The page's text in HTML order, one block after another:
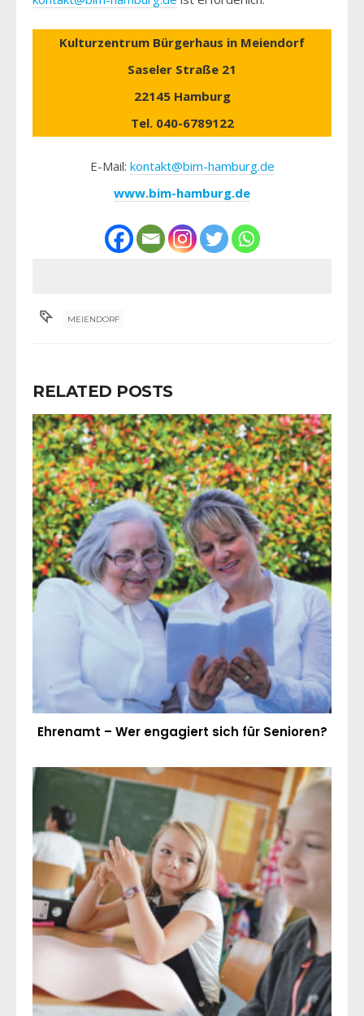
Kulturzentrum Bürgerhaus in Meiendorf
Saseler Straße 21
22145 Hamburg
Tel. 040-6789122
E-Mail: kontakt@bim-hamburg.de
www.bim-hamburg.de
MEIENDORF
RELATED POSTS
Ehrenamt – Wer engagiert sich für Senioren?